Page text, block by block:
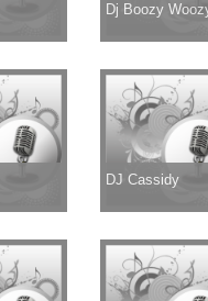
Dj Boozy
DJ Cassidy